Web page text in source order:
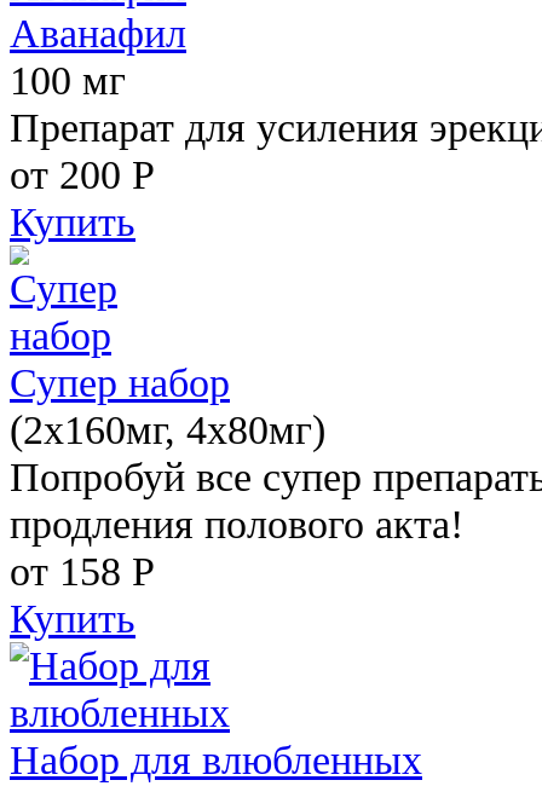
Аванафил
100 мг
Препарат для усиления
от 200 Р
Купить
Супер набор
(2х160мг, 4х80мг)
Попробуй все супер
продления полового акта!
от 158 Р
Купить
Набор для влюбленных